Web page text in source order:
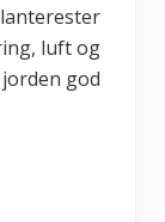
luft og
god